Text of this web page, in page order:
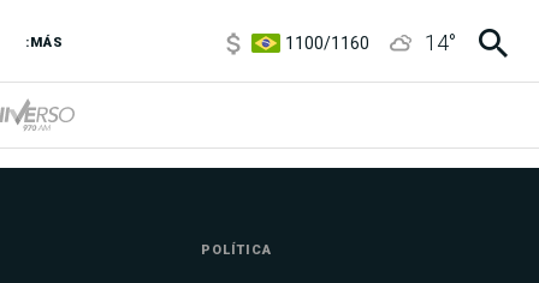
:MÁS
3,8/4
6850/7200
14°
POLÍTICA